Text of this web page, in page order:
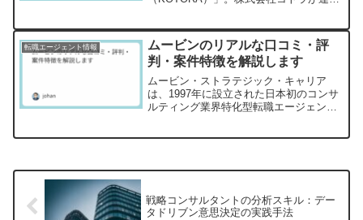
ゲットに、専門性の高いサービスを提供
しています。しかし、...
転職エージェント情報
ムービンのリアルな口コミ・評
判・案件特徴を解説します
ムービン・ストラテジック・キャリア
は、1997年に設立された日本初のコンサ
ルティング業界特化型転職エージェント
戦略コンサルタントの分析スキル：デー
タドリブン意思決定の実践手法